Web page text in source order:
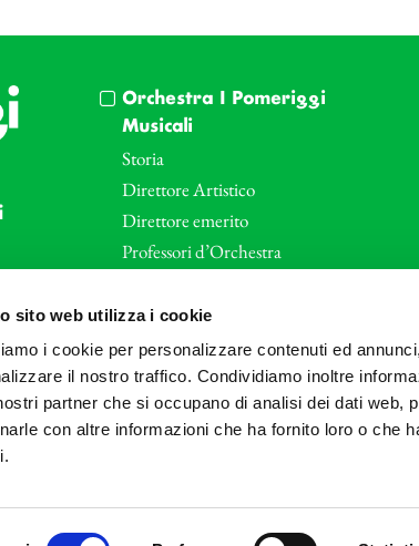
sito web utilizza i cookie
i cookie per personalizzare contenuti ed
il nostro traffico. Condividiamo inoltre
partner che si occupano di analisi dei dati web,
con altre informazioni che ha fornito loro o che
Orchestra I Pomeriggi
Musicali
Storia
Direttore Artistico
Direttore emerito
Professori d’Orchestra
Le sale
Art Bonus